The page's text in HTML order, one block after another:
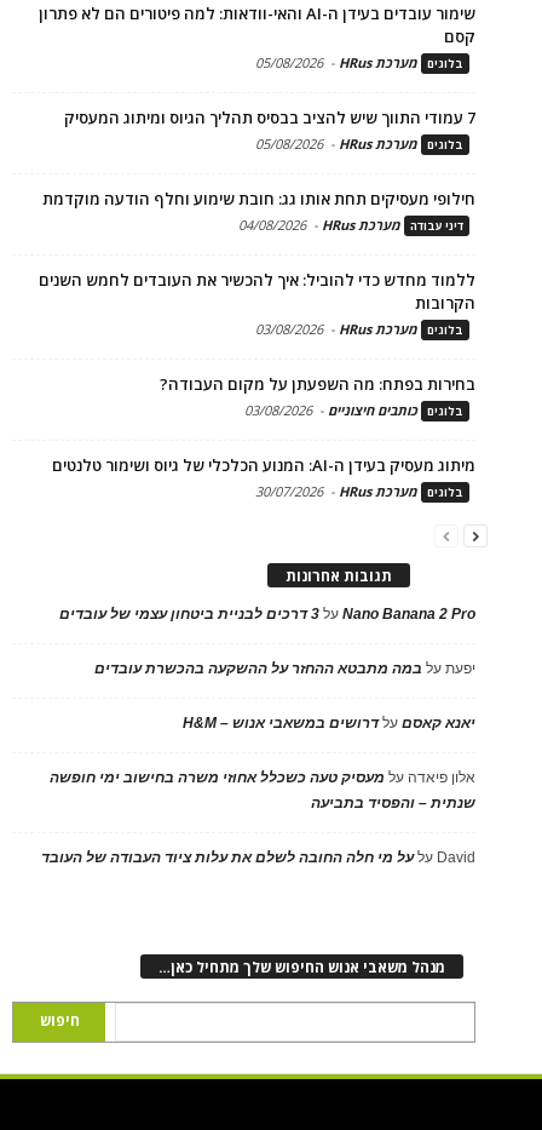
שימור עובדים בעידן ה-AI והאי-וודאות: למה פיטורים הם לא פתרון
קסם
בלוגים מערכת HRus -
05/08/2026
7 עמודי התווך שיש להציב בבסיס תהליך הגיוס ומיתוג המעסיק
בלוגים מערכת HRus -
05/08/2026
חילופי מעסיקים תחת אותו גג: חובת שימוע וחלף הודעה מוקדמת
דיני עבודה מערכת HRus -
04/08/2026
ללמוד מחדש כדי להוביל: איך להכשיר את העובדים לחמש השנים
הקרובות
בלוגים מערכת HRus -
03/08/2026
בחירות בפתח: מה השפעתן על מקום העבודה?
בלוגים כותבים חיצוניים -
03/08/2026
מיתוג מעסיק בעידן ה-AI: המנוע הכלכלי של גיוס ושימור טלנטים
בלוגים מערכת HRus -
30/07/2026
תגובות אחרונות
Nano Banana 2 Proעל 3 דרכים לבניית ביטחון עצמי של עובדים
יפעתעל במה מתבטא ההחזר על ההשקעה בהכשרת עובדים
יאנא קאסםעלדרושים במשאבי אנוש – H&M
אלון פיאדה על מעסיק טעה כשכלל אחוזי משרה בחישוב ימי חופשה
שנתית – והפסיד בתביעה
David עלעל מי חלה החובה לשלם את עלות ציוד העבודה של העובד
מנהל משאבי אנוש החיפוש שלך מתחיל כאן…